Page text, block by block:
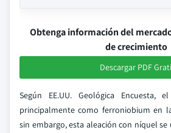
Obtenga información del
de crecimiento
Descargar PDF
Según EE.UU. Geológica Encuesta,
principalmente como ferroniobium en
sin embargo, esta aleación con níquel se